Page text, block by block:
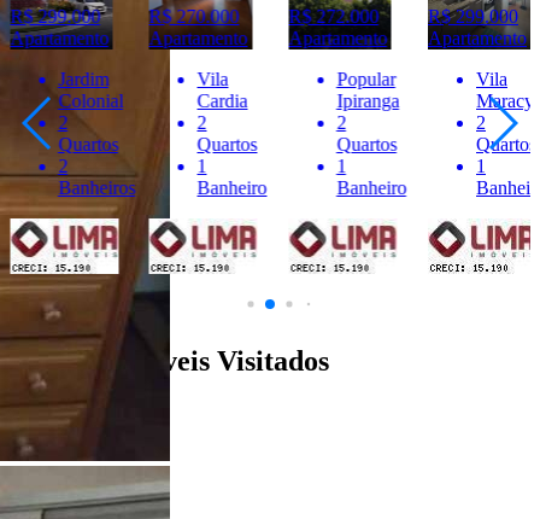
R$ 270.000
Apartamento
Vila
Cardia
2
Quartos
1
Banheiro
R$ 272.000
Apartamento
Popular
Ipiranga
2
Quartos
1
Banheiro
R$ 299.000
Apartamento
Vila
Maracy
2
Quartos
1
Banheiro
R$ 320.000
Apartamento
Centro
2
Quartos
1
Últimos Imóveis Visitados
venda
Ver Detalhes
R$ 270.000